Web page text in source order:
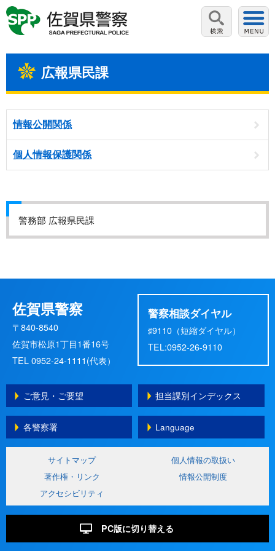
広報県民課
情報公開関係
個人情報保護関係
警務部 広報県民課
佐賀県警察
〒840-8540
佐賀市松原1丁目1番16号
TEL 0952-24-1111(代表）
警察相談ダイヤル
♯9110（短縮ダイヤル）
TEL:0952-26-9110
ご意見・ご要望 担当課別インデックス
各警察署 Language
サイトマップ
個人情報の取扱い
著作権・リンク
情報公開制度
アクセシビリティ
PC版に切り替える